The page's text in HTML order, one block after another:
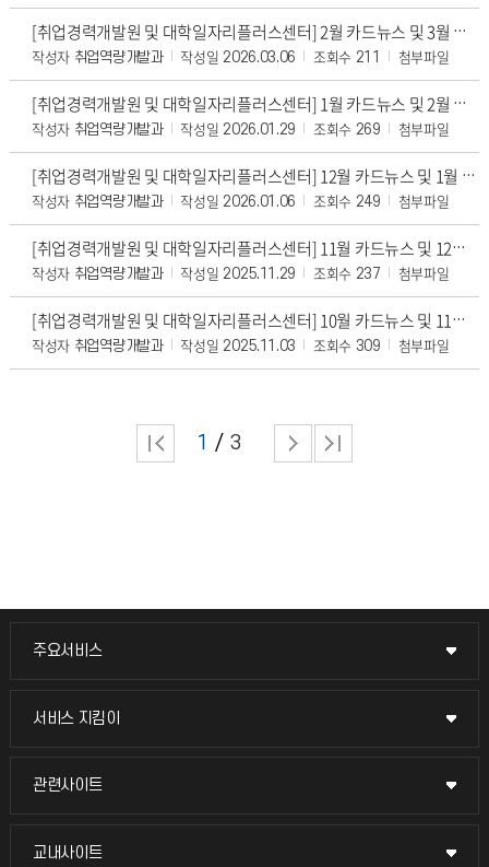
[취업경력개발원 및 대학일자리플러스센터] 2월 카드뉴스 및 3월 일정표
작성자 취업역량개발과 작성일 2026.03.06 조회수 211 첨부파일
[취업경력개발원 및 대학일자리플러스센터] 1월 카드뉴스 및 2월 일정표
작성자 취업역량개발과 작성일 2026.01.29 조회수 269 첨부파일
[취업경력개발원 및 대학일자리플러스센터] 12월 카드뉴스 및 1월 일정표
작성자 취업역량개발과 작성일 2026.01.06 조회수 249 첨부파일
[취업경력개발원 및 대학일자리플러스센터] 11월 카드뉴스 및 12월 일정표
작성자 취업역량개발과 작성일 2025.11.29 조회수 237 첨부파일
[취업경력개발원 및 대학일자리플러스센터] 10월 카드뉴스 및 11월 일정표
작성자 취업역량개발과 작성일 2025.11.03 조회수 309 첨부파일
1 3
주요서비스
주요서비스
교무회의방송
서비스 지킴이
서비스 지킴이
묻고 답하기
관련사이트
관련사이트
국방헬프콜
교내사이트
교내사이트